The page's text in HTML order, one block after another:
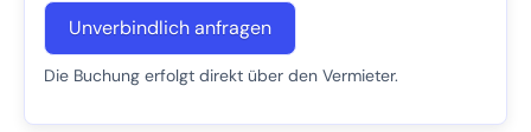
Unverbindlich anfragen
Die Buchung erfolgt direkt über den Vermieter.